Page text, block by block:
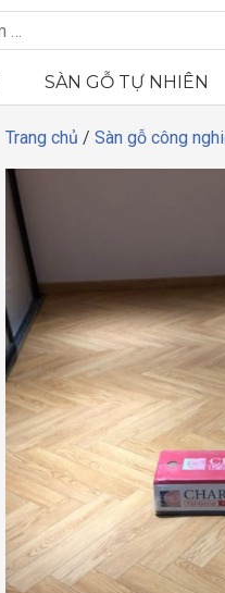
SÀN GỖ TỰ NHIÊN
Trang chủ / Sàn gỗ công